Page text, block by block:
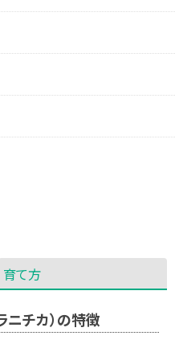
育て方
ニチカ）の特徴